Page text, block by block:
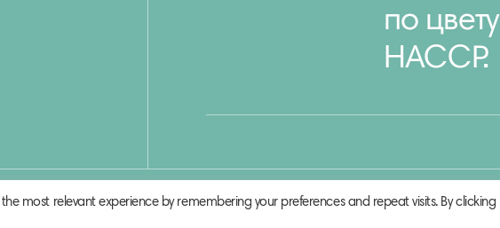
по
НАССР.
most relevant experience by remembering your preferences and repeat visits. By clicking